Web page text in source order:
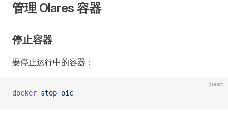
管理 Olares 容器
停止容器
要停止运行中的容器：
bash
docker stop oic